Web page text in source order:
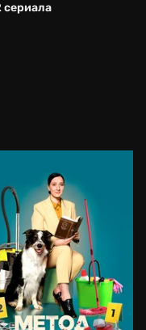
сериала